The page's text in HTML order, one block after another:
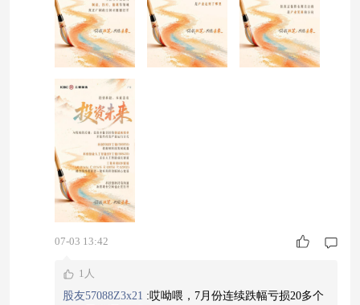
覆盖科创板代表性科技企业；工银科创ETF联接
（A：011614；C：011615；E
07-03 13:42
1人
股友57088Z3x21 :哎呦喂，7月份连续跌幅亏损20多个